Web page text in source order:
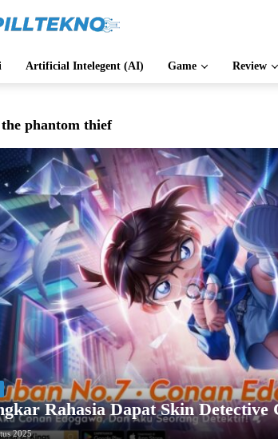
Artificial Intelegent (AI) Game Review
phantom thief
Rahasia Dapat Skin
2025